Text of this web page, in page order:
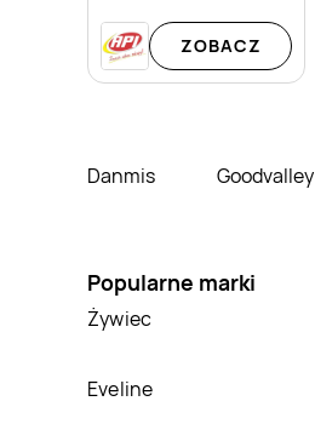
ZOBACZ
Danmis Goodvalley
Popularne marki
Żywiec
Eveline